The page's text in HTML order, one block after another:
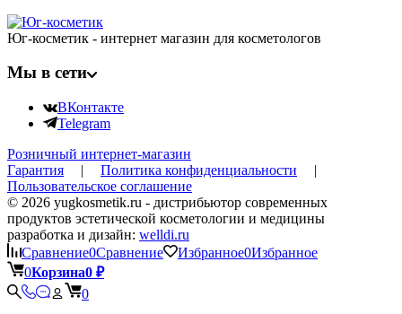
Юг-косметик - интернет магазин для косметологов
Мы в сети
ВКонтакте
Telegram
Розничный интернет-магазин
Гарантия
| Политика конфиденциальности
|
Пользовательское соглашение
© 2026 yugkosmetik.ru - дистрибьютор современных
продуктов эстетической косметологии и медицины
разработка и дизайн: welldi.ru
Сравнение0Сравнение Избранное0Избранное
0Корзина0 ₽
0